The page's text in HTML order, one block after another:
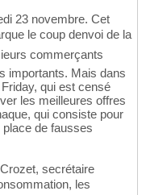
23 novembre. Cet
le coup denvoi de la
commerçants
importants. Mais dans
qui est censé
les meilleures offres
qui consiste pour
de fausses
secrétaire
les